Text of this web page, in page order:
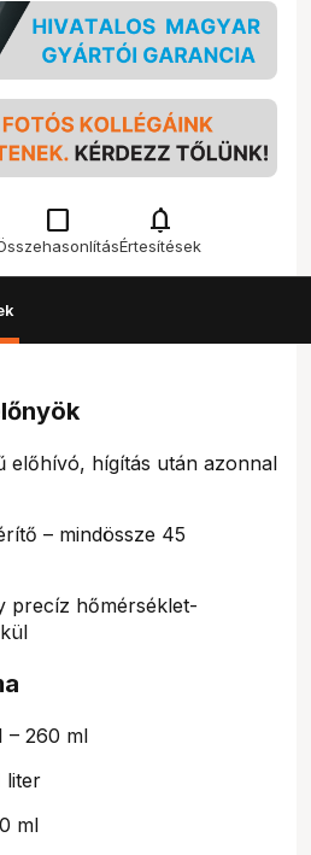
check_box_outline_blank notifications
Értesítések
előhívó, hígítás után azonnal
– mindössze 45
precíz hőmérséklet-
– 260 ml
liter
ml